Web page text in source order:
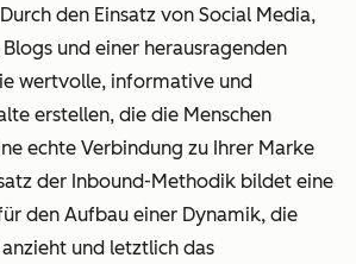
den Einsatz von Social Media,
und einer herausragenden
wertvolle, informative und
erstellen, die die Menschen
echte Verbindung zu Ihrer Marke
der Inbound-Methodik bildet eine
den Aufbau einer Dynamik, die
und letztlich das